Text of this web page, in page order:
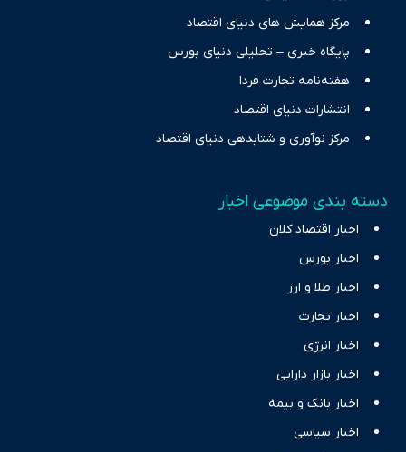
مرکز همایش های دنیای اقتصاد
پایگاه خبری – تحلیلی دنیای بورس
هفته‌نامه تجارت فردا
انتشارات دنیای اقتصاد
مرکز نوآوری و شتابدهی دنیای اقتصاد
دسته بندی موضوعی اخبار
اخبار اقتصاد کلان
اخبار بورس
اخبار طلا و ارز
اخبار تجارت
اخبار انرژی
اخبار بازار دارایی
اخبار بانک و بیمه
اخبار سیاسی